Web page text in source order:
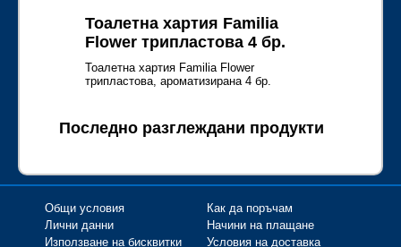
Тоалетна хартия Familia
Flower трипластова 4 бр.
Тоалетна хартия Familia Flower
трипластова, ароматизирана 4 бр.
Последно разглеждани продукти
Общи условия
Лични данни
Използване на бисквитки
Как да поръчам
Начини на плащане
Условия на доставка